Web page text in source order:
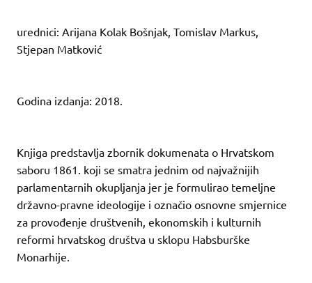
urednici: Arijana Kolak Bošnjak, Tomislav Markus,
Stjepan Matković
Godina izdanja: 2018.
Knjiga predstavlja zbornik dokumenata o Hrvatskom
saboru 1861. koji se smatra jednim od najvažnijih
parlamentarnih okupljanja jer je formulirao temeljne
državno-pravne ideologije i označio osnovne smjernice
za provođenje društvenih, ekonomskih i kulturnih
reformi hrvatskog društva u sklopu Habsburške
Monarhije.